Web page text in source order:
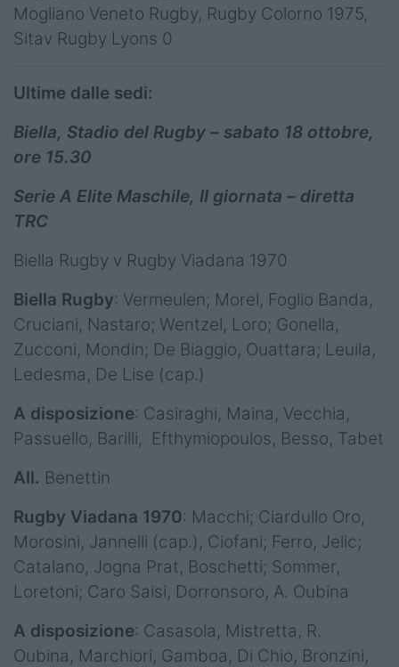
Mogliano Veneto Rugby, Rugby Colorno 1975,
Sitav Rugby Lyons 0
Ultime dalle sedi:
Biella, Stadio del Rugby – sabato 18 ottobre,
ore 15.30
Serie A Elite Maschile, II giornata – diretta
TRC
Biella Rugby v Rugby Viadana 1970
Biella Rugby: Vermeulen; Morel, Foglio Banda,
Cruciani, Nastaro; Wentzel, Loro; Gonella,
Zucconi, Mondin; De Biaggio, Ouattara; Leuila,
Ledesma, De Lise (cap.)
A disposizione: Casiraghi, Maina, Vecchia,
Passuello, Barilli, Efthymiopoulos, Besso, Tabet
All. Benettin
Rugby Viadana 1970: Macchi; Ciardullo Oro,
Morosini, Jannelli (cap.), Ciofani; Ferro, Jelic;
Catalano, Jogna Prat, Boschetti; Sommer,
Loretoni; Caro Saisi, Dorronsoro, A. Oubina
A disposizione: Casasola, Mistretta, R.
Oubina, Marchiori, Gamboa, Di Chio, Bronzini,